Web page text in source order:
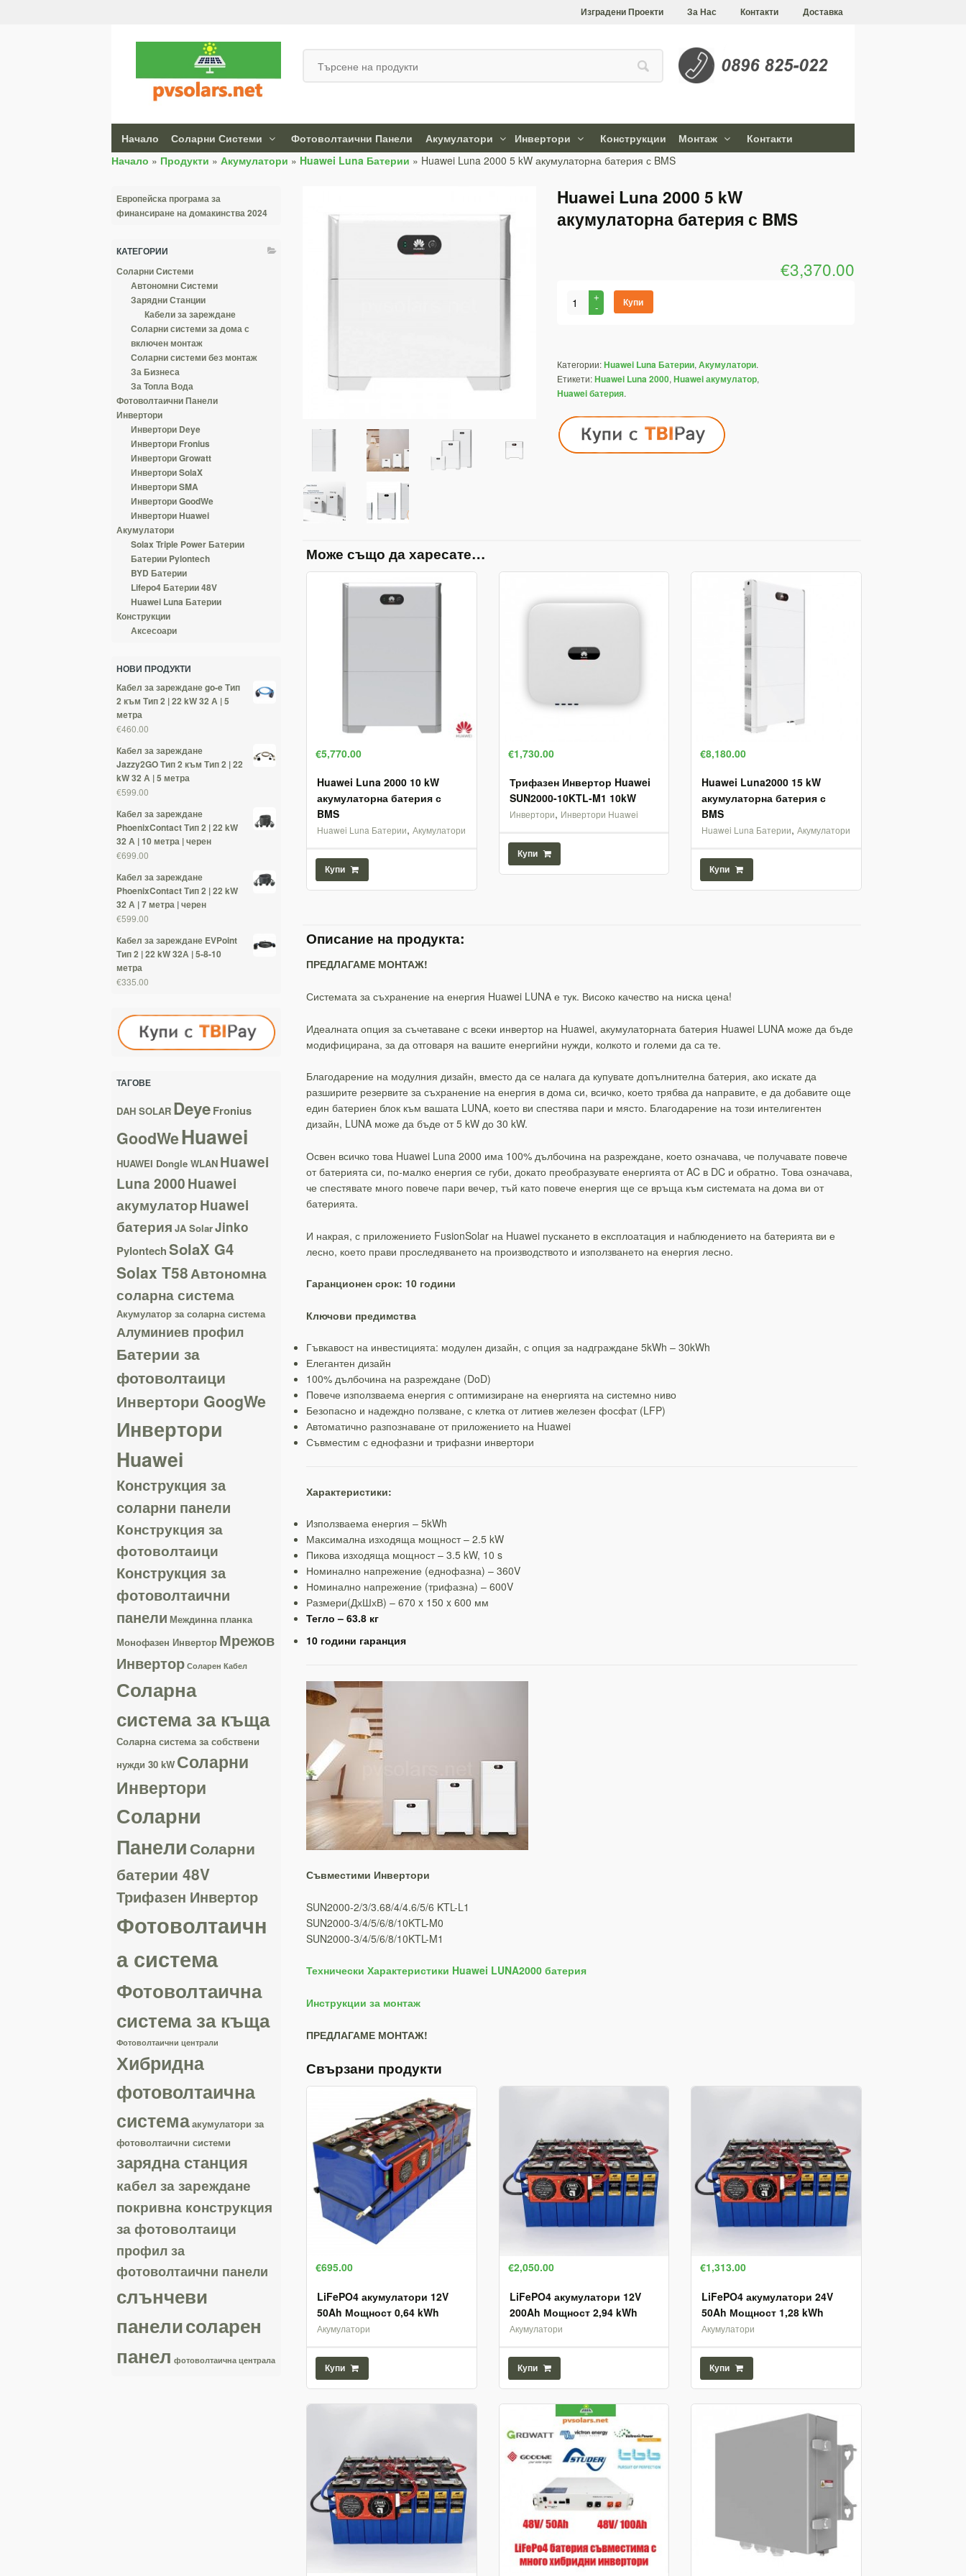
Изградени Проекти За Нас Контакти Доставка
Начало Соларни Системи Фотоволтаични Панели Акумулатори Инвертори Конструкции Монтаж
Контакти
Начало » Продукти »Акумулатори » Huawei Luna Батерии » Huawei Luna 2000 5 kW акумулаторна батерия с BMS
Huawei Luna 2000 5 kW
акумулаторна батерия с BMS
€3,370.00
Купи
Категории:Huawei Luna Батерии,Акумулатори.
Етикети:Huawei Luna 2000,Huawei акумулатор,
Huawei батерия.
Може също да харесате…
€5,770.00
Huawei Luna 2000 10 kW
акумулаторна батерия с
BMS
Huawei Luna Батерии,Акумулатори
Купи
€1,730.00
Трифазен Инвертор Huawei
SUN2000-10KTL-M1 10kW
Инвертори, Инвертори Huawei
Купи
€8,180.00
Huawei Luna2000 15 kW
акумулаторна батерия с
BMS
Huawei Luna Батерии, Акумулатори
Купи
Описание на продукта:
ПРЕДЛАГАМЕ МОНТАЖ!
Системата за съхранение на енергия Huawei LUNA е тук. Високо качество на ниска цена!
Идеалната опция за съчетаване с всеки инвертор на Huawei, акумулаторната батерия Huawei LUNA може да бъде
модифицирана, за да отговаря на вашите енергийни нужди, колкото и големи да са те.
Благодарение на модулния дизайн, вместо да се налага да купувате допълнителна батерия, ако искате да
разширите резервите за съхранение на енергия в дома си, всичко, което трябва да направите, е да добавите още
един батериен блок към вашата LUNA, което ви спестява пари и място. Благодарение на този интелигентен
дизайн, LUNA може да бъде от 5 kW до 30 kW.
Освен всичко това Huawei Luna 2000 има 100% дълбочина на разреждане, което означава, че получавате повече
от батерията си, по-малко енергия се губи, докато преобразувате енергията от AC в DC и обратно. Това означава,
че спестявате много повече пари вечер, тъй като повече енергия ще се връща към системата на дома ви от
батерията.
И накрая, с приложението FusionSolar на Huawei пускането в експлоатация и наблюдението на батерията ви е
лесно, което прави проследяването на производството и използването на енергия лесно.
Гаранционен срок: 10 години
Ключови предимства
Гъвкавост на инвестицията: модулен дизайн, с опция за надграждане 5kWh – 30kWh
Елегантен дизайн
100% дълбочина на разреждане (DoD)
Повече използваема енергия с оптимизиране на енергията на системно ниво
Безопасно и надеждно ползване, с клетка от литиев железен фосфат (LFP)
Автоматично разпознаване от приложението на Huawei
Съвместим с еднофазни и трифазни инвертори
Характеристики:
Използваема енергия – 5kWh
Максимална изходяща мощност – 2.5 kW
Пикова изходяща мощност – 3.5 kW, 10 s
Номинално напрежение (еднофазна) – 360V
Нoминално напрежение (трифазна) – 600V
Размери(ДхШхВ) – 670 x 150 x 600 мм
Тегло – 63.8 кг
10 години гаранция
Съвместими Инвертори
SUN2000-2/3/3.68/4/4.6/5/6 KTL-L1
SUN2000-3/4/5/6/8/10KTL-M0
SUN2000-3/4/5/6/8/10KTL-M1
Технически Характеристики Huawei LUNA2000 батерия
Инструкции за монтаж
ПРЕДЛАГАМЕ МОНТАЖ!
Свързани продукти
€695.00
LiFePO4 акумулатори 12V
50Ah Мощност 0,64 kWh
Акумулатори
Купи
€2,050.00
LiFePO4 акумулатори 12V
200Ah Мощност 2,94 kWh
Акумулатори
Купи
€1,313.00
LiFePO4 акумулатори 24V
50Ah Мощност 1,28 kWh
Акумулатори
Купи
Европейска програма за
финансиране на домакинства 2024
КАТЕГОРИИ
Соларни Системи
Автономни Системи
Зарядни Станции
Кабели за зареждане
Соларни системи за дома с
включен монтаж
Соларни системи без монтаж
За Бизнеса
За Топла Вода
Фотоволтаични Панели
Инвертори
Инвертори Deye
Инвертори Fronius
Инвертори Growatt
Инвертори SolaX
Инвертори SMA
Инвертори GoodWe
Инвертори Huawei
Акумулатори
Solax Triple Power Батерии
Батерии Pylontech
BYD Батерии
Lifepo4 Батерии 48V
Huawei Luna Батерии
Конструкции
Аксесоари
НОВИ ПРОДУКТИ
Кабел за зареждане go-e Тип
2 към Тип 2 | 22 kW 32 А | 5
метра
€460.00
Кабел за зареждане
Jazzy2GO Тип 2 към Тип 2 | 22
kW 32 А | 5 метра
€599.00
Кабел за зареждане
PhoenixContact Тип 2 | 22 kW
32 А | 10 метра | черен
€699.00
Кабел за зареждане
PhoenixContact Тип 2 | 22 kW
32 А | 7 метра | черен
€599.00
Кабел за зареждане EVPoint
Тип 2 | 22 kW 32А | 5-8-10
метра
€335.00
ТАГОВЕ
DAH SOLAR DeyeFronius
GoodWeHuawei
HUAWEI Dongle WLAN Huawei
Luna 2000Huawei
акумулаторHuawei
батерия JA SolarJinko
PylontechSolaX G4
Solax T58Автономна
соларна система
Акумулатор за соларна система
Алуминиев профил
Батерии за
фотоволтаици
Инвертори GoogWe
Инвертори
Huawei
Конструкция за
соларни панели
Конструкция за
фотоволтаици
Конструкция за
фотоволтаични
панели Междинна планка
Монофазен Инвертор Мрежов
Инвертор Соларен Кабел
Соларна
система за къща
Соларна система за собствени
нужди 30 kW Соларни
Инвертори
Соларни
Панели Соларни
батерии 48V
Трифазен Инвертор
Фотоволтаичн
а система
Фотоволтаична
система за къща
Фотоволтаични централи
Хибридна
фотоволтаична
системаакумулатори за
фотоволтаични системи
зарядна станция
кабел за зареждане
покривна конструкция
за фотоволтаици
профил за
фотоволтаични панели
слънчеви
панелисоларен
панел фотоволтаична централа